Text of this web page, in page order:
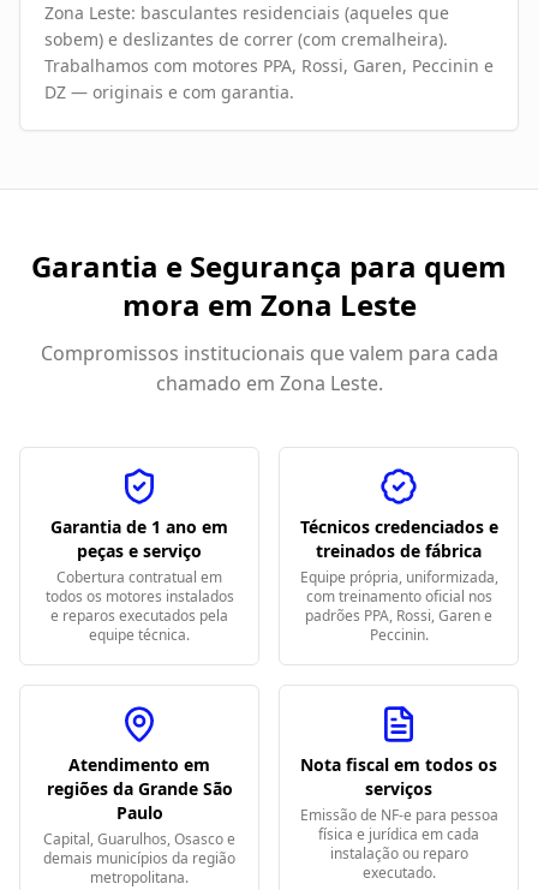
Zona Leste: basculantes residenciais (aqueles que
sobem) e deslizantes de correr (com cremalheira).
Trabalhamos com motores PPA, Rossi, Garen, Peccinin e
DZ — originais e com garantia.
Garantia e Segurança para quem
mora em Zona Leste
Compromissos institucionais que valem para cada
chamado em Zona Leste.
Garantia de 1 ano em
peças e serviço
Cobertura contratual em
todos os motores instalados
e reparos executados pela
equipe técnica.
Técnicos credenciados e
treinados de fábrica
Equipe própria, uniformizada,
com treinamento oficial nos
padrões PPA, Rossi, Garen e
Peccinin.
Atendimento em
regiões da Grande São
Paulo
Capital, Guarulhos, Osasco e
demais municípios da região
metropolitana.
Nota fiscal em todos os
serviços
Emissão de NF-e para pessoa
física e jurídica em cada
instalação ou reparo
executado.